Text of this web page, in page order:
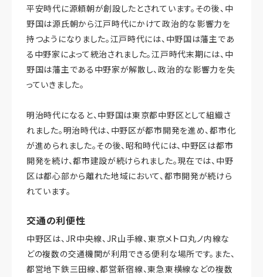
平安時代に源頼朝が創設したとされています。その後、中
野国は源氏朝から江戸時代にかけて政治的な影響力を
持つようになりました。江戸時代には、中野国は藩主であ
る中野家によって統治されました。江戸時代末期には、中
野国は藩主である中野家が解散し、政治的な影響力を失
っていきました。
明治時代になると、中野国は東京都中野区として組織さ
れました。明治時代は、中野区が都市開発を進め、都市化
が進められました。その後、昭和時代には、中野区は都市
開発を続け、都市建設が続けられました。現在では、中野
区は都心部から離れた地域において、都市開発が続けら
れています。
交通の利便性
中野区は、JR中央線、JR山手線、東京メトロ丸ノ内線な
どの複数の交通機関が利用できる便利な場所です。また、
都営地下鉄三田線、都営新宿線、東急東横線などの複数